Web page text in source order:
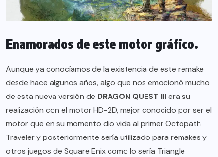
Enamorados de este motor gráfico.
Aunque ya conocíamos de la existencia de este remake
desde hace algunos años, algo que nos emocionó mucho
de esta nueva versión de DRAGON QUEST IIIera su
realización con el motor HD-2D, mejor conocido por ser el
motor que en su momento dio vida al primer Octopath
Traveler y posteriormente sería utilizado para remakes y
otros juegos de Square Enix como lo sería Triangle